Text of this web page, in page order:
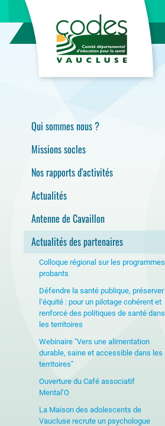
Qui sommes nous ?
Missions socles
Nos rapports d'activités
Actualités
Antenne de Cavaillon
Actualités des partenaires
Colloque régional sur les programmes
probants
Défendre la santé publique, préserver
l’équité : pour un pilotage cohérent et
renforcé des politiques de santé dans
les territoires
Webinaire "Vers une alimentation
durable, saine et accessible dans les
territoires"
Ouverture du Café associatif
Mental’O
La Maison des adolescents de
Vaucluse recrute un psychologue